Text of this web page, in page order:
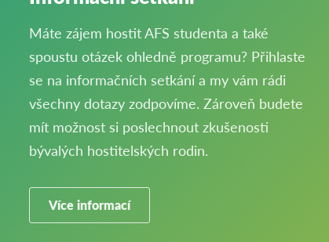
Máte zájem hostit AFS studenta a také
spoustu otázek ohledně programu? Přihlaste
se na informačních setkání a my vám rádi
všechny dotazy zodpovíme. Zároveň budete
mít možnost si poslechnout zkušenosti
bývalých hostitelských rodin.
Více informací